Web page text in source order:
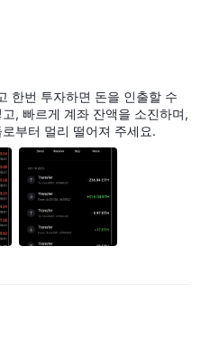
한번 투자하면 돈을 인출할 수
, 빠르게 계좌 잔액을 소진하며,
부터 멀리 떨어져 주세요.